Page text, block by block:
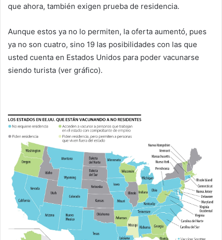
que ahora, también exigen prueba de residencia.
Aunque estos ya no lo permiten, la oferta aumentó, pues
ya no son cuatro, sino 19 las posibilidades con las que
usted cuenta en Estados Unidos para poder vacunarse
siendo turista (ver gráfico).